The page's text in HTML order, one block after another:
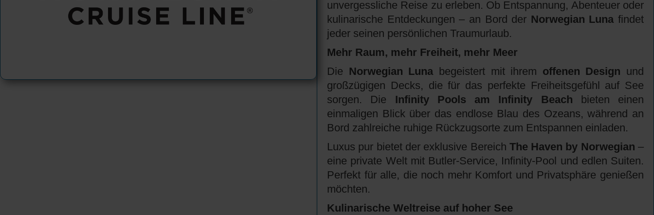
unvergessliche Reise zu erleben. Ob Entspannung, Abenteuer oder
kulinarische Entdeckungen – an Bord der Norwegian Luna findet
jeder seinen persönlichen Traumurlaub.
Mehr Raum, mehr Freiheit, mehr Meer
Die Norwegian Luna begeistert mit ihrem offenen Design und
großzügigen Decks, die für das perfekte Freiheitsgefühl auf See
sorgen. Die Infinity Pools am Infinity Beach bieten einen
einmaligen Blick über das endlose Blau des Ozeans, während an
Bord zahlreiche ruhige Rückzugsorte zum Entspannen einladen.
Luxus pur bietet der exklusive Bereich The Haven by Norwegian –
eine private Welt mit Butler-Service, Infinity-Pool und edlen Suiten.
Perfekt für alle, die noch mehr Komfort und Privatsphäre genießen
möchten.
Kulinarische Weltreise auf hoher See